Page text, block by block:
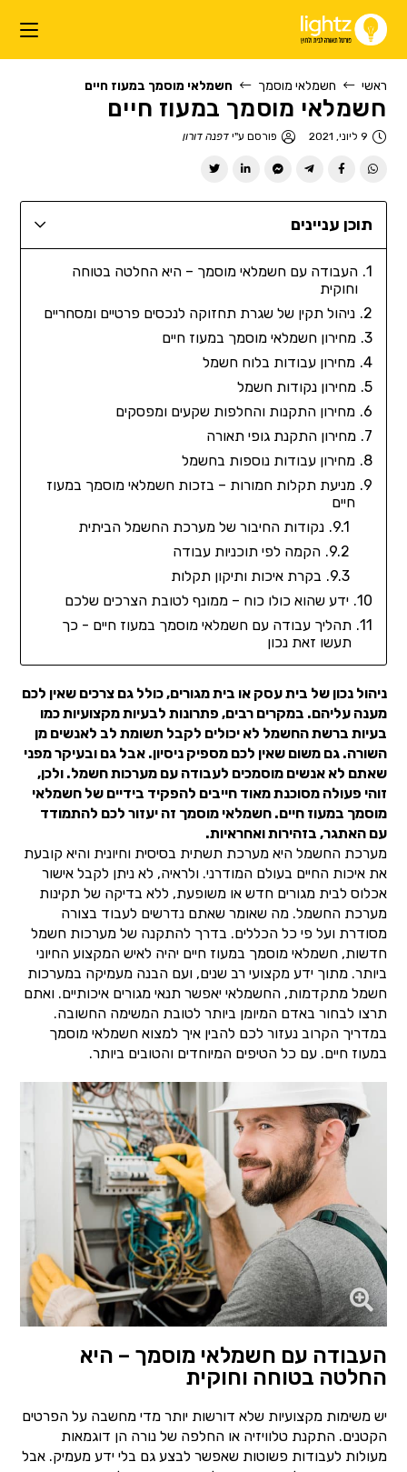
ראשי חשמלאי מוסמך חשמלאי מוסמך במעוז חיים
חשמלאי מוסמך במעוז חיים
9 ליוני, 2021 פורסם ע"ידפנה דורון
תוכן עניינים
העבודה עם חשמלאי מוסמך – היא החלטה בטוחה
וחוקית
ניהול תקין של שגרת תחזוקה לנכסים פרטיים ומסחריים
מחירון חשמלאי מוסמך במעוז חיים
מחירון עבודות בלוח חשמל
מחירון נקודות חשמל
מחירון התקנות והחלפות שקעים ומפסקים
מחירון התקנת גופי תאורה
מחירון עבודות נוספות בחשמל
מניעת תקלות חמורות – בזכות חשמלאי מוסמך במעוז
חיים
נקודות החיבור של מערכת החשמל הביתית
הקמה לפי תוכניות עבודה
בקרת איכות ותיקון תקלות
ידע שהוא כולו כוח – ממונף לטובת הצרכים שלכם
תהליך עבודה עם חשמלאי מוסמך במעוז חיים - כך
תעשו זאת נכון
ניהול נכון של בית עסק או בית מגורים, כולל גם צרכים שאין לכם
מענה עליהם. במקרים רבים, פתרונות לבעיות מקצועיות כמו
בעיות ברשת החשמל לא יכולים לקבל תשומת לב לאנשים מן
השורה. גם משום שאין לכם מספיק ניסיון. אבל גם ובעיקר מפני
שאתם לא אנשים מוסמכים לעבודה עם מערכות חשמל. ולכן,
זוהי פעולה מסוכנת מאוד חייבים להפקיד בידיים של חשמלאי
מוסמך במעוז חיים. חשמלאי מוסמך זה יעזור לכם להתמודד
עם האתגר, בזהירות ואחראיות.
מערכת החשמל היא מערכת תשתית בסיסית וחיונית והיא קובעת
את איכות החיים בעולם המודרני. ולראיה, לא ניתן לקבל אישור
אכלוס לבית מגורים חדש או משופעת, ללא בדיקה של תקינות
מערכת החשמל. מה שאומר שאתם נדרשים לעבוד בצורה
מסודרת ועל פי כל הכללים. בדרך להתקנה של מערכות חשמל
חדשות, חשמלאי מוסמך במעוז חיים יהיה לאיש המקצוע החיוני
ביותר. מתוך ידע מקצועי רב שנים, ועם הבנה מעמיקה במערכות
חשמל מתקדמות, החשמלאי יאפשר תנאי מגורים איכותיים. ואתם
תרצו לבחור באדם המיומן ביותר לטובת המשימה החשובה.
במדריך הקרוב נעזור לכם להבין איך למצוא חשמלאי מוסמך
במעוז חיים. עם כל הטיפים המיוחדים והטובים ביותר.
העבודה עם חשמלאי מוסמך – היא
החלטה בטוחה וחוקית
יש משימות מקצועיות שלא דורשות יותר מדי מחשבה על הפרטים
הקטנים. התקנת טלוויזיה או החלפה של נורה הן דוגמאות
מעולות לעבודות פשוטות שאפשר לבצע גם בלי ידע מעמיק. אבל